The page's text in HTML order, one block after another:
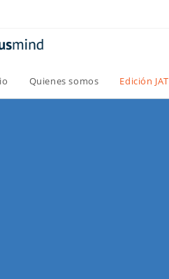
Quienes somos Edición